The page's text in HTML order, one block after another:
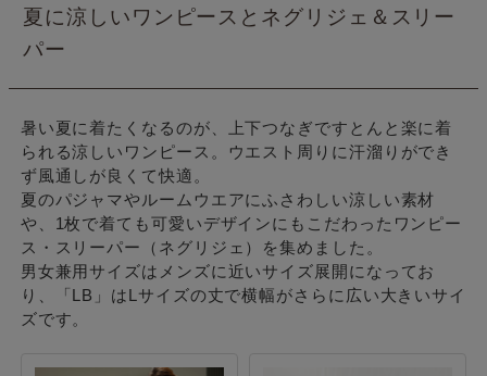
夏に涼しいワンピースとネグリジェ＆スリー
パー
暑い夏に着たくなるのが、上下つなぎですとんと楽に着
られる涼しいワンピース。ウエスト周りに汗溜りができ
ず風通しが良くて快適。
夏のパジャマやルームウエアにふさわしい涼しい素材
や、1枚で着ても可愛いデザインにもこだわったワンピー
ス・スリーパー（ネグリジェ）を集めました。
男女兼用サイズはメンズに近いサイズ展開になってお
り、「LB」はLサイズの丈で横幅がさらに広い大きいサイ
ズです。